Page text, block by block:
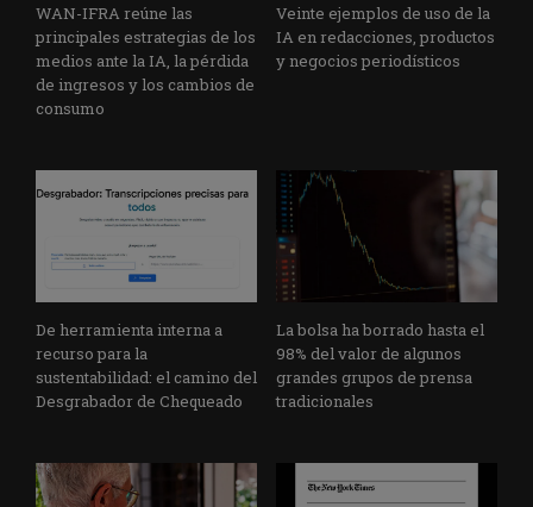
WAN-IFRA reúne las
principales estrategias de los
medios ante la IA, la pérdida
de ingresos y los cambios de
consumo
Veinte ejemplos de uso de la
IA en redacciones, productos
y negocios periodísticos
De herramienta interna a
recurso para la
sustentabilidad: el camino del
Desgrabador de Chequeado
La bolsa ha borrado hasta el
98% del valor de algunos
grandes grupos de prensa
tradicionales